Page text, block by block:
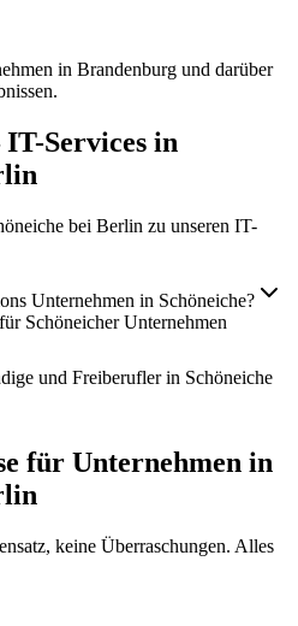
in Brandenburg und darüber
Services in
bei Berlin zu unseren IT-
Unternehmen in Schöneiche?
Schöneicher Unternehmen
und Freiberufler in Schöneiche
für Unternehmen in
keine Überraschungen. Alles